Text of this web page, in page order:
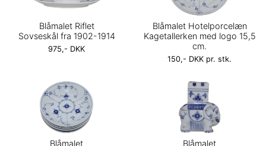
Blåmalet Riflet
Sovseskål fra 1902-1914
975,- DKK
Blåmalet Hotelporcelæn
Kagetallerken med logo 15,5
cm.
150,- DKK pr. stk.
Blåmalet Blåmalet